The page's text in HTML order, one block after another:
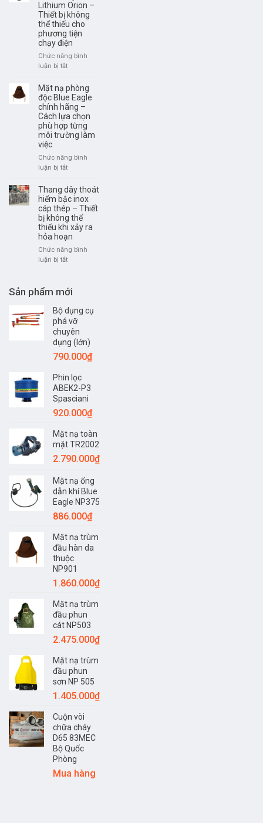
bảo
vệ
hô
hấp
trước
khí
phá
dỡ
PCCC
–
Thiết
bị
cứu
hộ,
thoát
nạn
cần
thiết
mọi
cấp
Lithium Orion –
Thiết bị không
thể thiếu cho
phương tiện
chạy điện
Chức năng bình
luận bị tắt
phá
Bình
chữa
cháy
Pin
Lithium
–
không
thể
thiếu
cho
phương
tiện
điện
Mặt nạ phòng
độc Blue Eagle
chính hãng –
Cách lựa chọn
phù hợp từng
môi trường làm
việc
Chức năng bình
luận bị tắt
nạ
phòng
độc
Blue
Eagle
chính
hãng
chọn
phù
hợp
từng
môi
trường
làm
việc
Thang dây thoát
hiểm bậc inox
cáp thép – Thiết
bị không thể
thiếu khi xảy ra
hỏa hoạn
Chức năng bình
luận bị tắt
thoát
bậc
inox
cáp
thép
–
Thiết
không
thể
thiếu
khi
hỏa
hoạn
Sản phẩm mới
Bộ dụng cụ
phá vỡ
chuyên
dụng (lớn)
790.000₫
Phin lọc
ABEK2-P3
Spasciani
920.000₫
Mặt nạ toàn
mặt TR2002
2.790.000₫
Mặt nạ ống
dẫn khí Blue
Eagle NP375
886.000₫
Mặt nạ trùm
đầu hàn da
thuộc
NP901
1.860.000₫
Mặt nạ trùm
đầu phun
cát NP503
2.475.000₫
Mặt nạ trùm
đầu phun
sơn NP 505
1.405.000₫
Cuộn vòi
chữa cháy
D65 83MEC
Bộ Quốc
Phòng
Mua hàng